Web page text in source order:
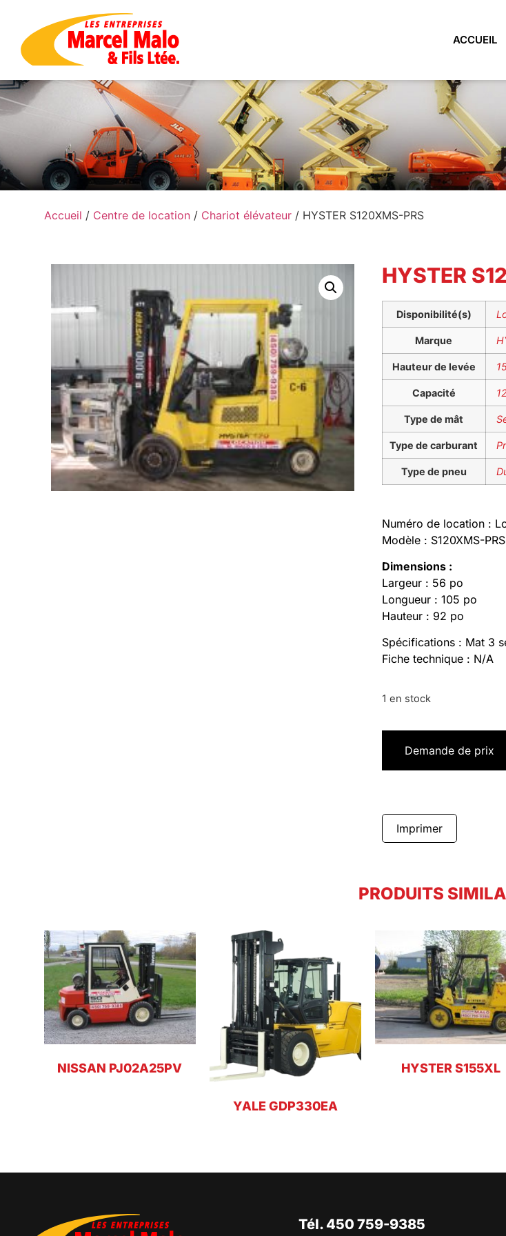
ACCUEIL
Accueil / Centre de location/ Chariot élévateur/ HYSTER S120XMS-PRS
HYSTER
Disponibilité(s)
Marque
Hauteur de levée
Capacité
Type de mât
Type de carburant
Type de pneu
Numéro de location :
Modèle : S120XMS-PRS
Dimensions :
Largeur : 56 po
Longueur : 105 po
Hauteur : 92 po
Spécifications : Mat 3
Fiche technique : N/A
1 en stock
Demande de prix
Imprimer
PRODUITS
NISSAN PJ02A25PV
YALE GDP330EA
HYSTER S155XL
Tél. 450 759-9385